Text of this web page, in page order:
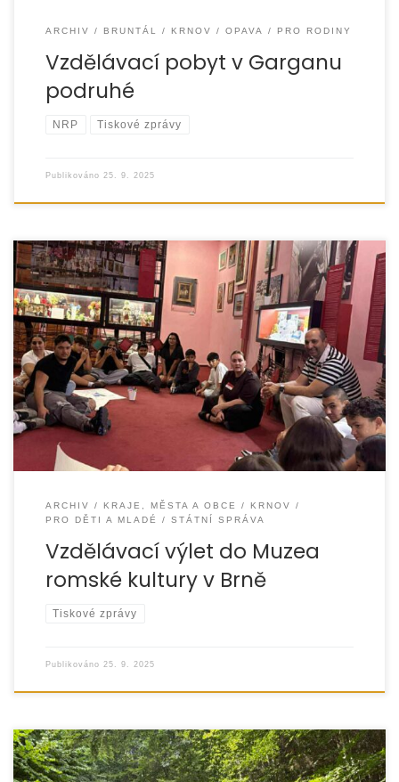
ARCHIV BRUNTÁL KRNOV OPAVA PRO RODINY
Vzdělávací pobyt v Garganu
podruhé
NRP Tiskové zprávy
Publikováno 25. 9. 2025
V sobotu 18. září 2025 jsme uspořádali vzdělávací výlet do
Brna, jehož hlavním cílem byla návštěva Muzea romské
kultury. Expozice Příběh Romů nabídla dětem
ARCHIV KRAJE, MĚSTA A OBCE
KRNOV
PRO DĚTI A MLADÉ
STÁTNÍ SPRÁVA
Vzdělávací výlet do Muzea
romské kultury v Brně
Tiskové zprávy
Publikováno 25. 9. 2025